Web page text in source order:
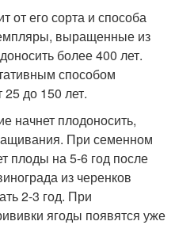
от его сорта и способа
выращенные из
более 400 лет.
способом
до 150 лет.
начнет плодоносить,
При семенном
плоды на 5-6 год после
из черенков
2-3 год. При
ягоды появятся уже